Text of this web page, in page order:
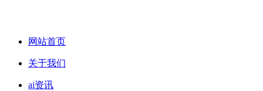
网站首页
关于我们
ai资讯